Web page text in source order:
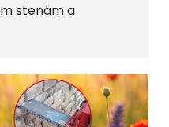
stenám a